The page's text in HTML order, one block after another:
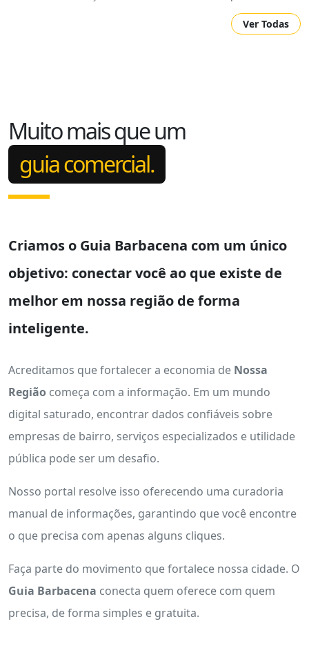
Ver Todas
Muito mais que um
guia comercial.
Criamos o Guia Barbacena com um único
objetivo: conectar você ao que existe de
melhor em nossa região de forma
inteligente.
Acreditamos que fortalecer a economia de Nossa
Região começa com a informação. Em um mundo
digital saturado, encontrar dados confiáveis sobre
empresas de bairro, serviços especializados e utilidade
pública pode ser um desafio.
Nosso portal resolve isso oferecendo uma curadoria
manual de informações, garantindo que você encontre
o que precisa com apenas alguns cliques.
Faça parte do movimento que fortalece nossa cidade. O
Guia Barbacena conecta quem oferece com quem
precisa, de forma simples e gratuita.